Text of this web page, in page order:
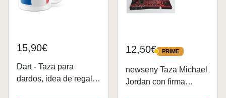
15,90€
Dart - Taza para
dardos, idea de regalo,
12,50€ PRIME
PRIME
newseny Taza Michael
Jordan con firma